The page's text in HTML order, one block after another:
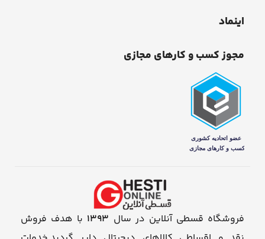
اینماد
مجوز کسب و کارهای مجازی
فروشگاه قسطی آنلاین در سال 1393 با هدف فروش